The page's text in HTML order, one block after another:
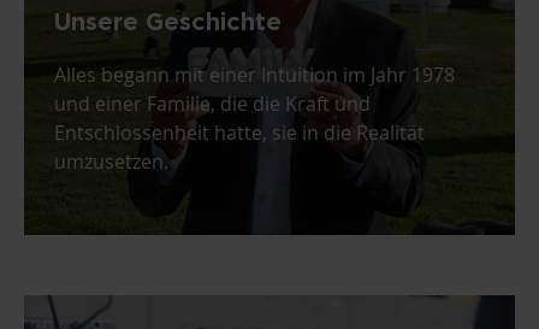
Unsere Geschichte
Alles begann mit einer Intuition im Jahr 1978
und einer Familie, die die Kraft und
Entschlossenheit hatte, sie in die Realität
umzusetzen.